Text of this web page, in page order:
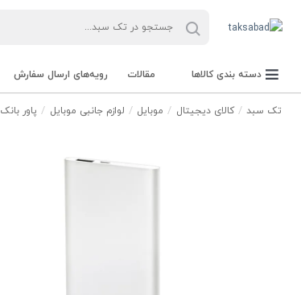
دسته بندی کالاها مقالات رویه‌های ارسال سفارش
تک سبد کالای دیجیتال موبایل لوازم جانبی موبایل پاور بانک